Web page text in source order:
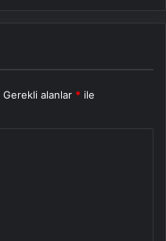
Gerekli alanlar * ile